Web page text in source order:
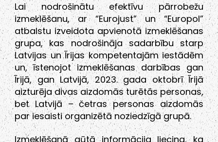
Lai nodrošinātu efektīvu pārrobežu
izmeklēšanu, ar “Eurojust” un “Europol”
atbalstu izveidota apvienotā izmeklēšanas
grupa, kas nodrošināja sadarbību starp
Latvijas un Īrijas kompetentajām iestādēm
un, īstenojot izmeklēšanas darbības gan
Īrijā, gan Latvijā, 2023. gada oktobrī Īrijā
aizturēja divas aizdomās turētās personas,
bet Latvijā – četras personas aizdomās
par iesaisti organizētā noziedzīgā grupā.
Izmeklēšanā gūtā informācija liecina, ka